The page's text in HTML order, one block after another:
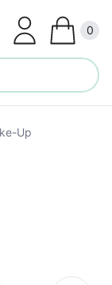
0
Up